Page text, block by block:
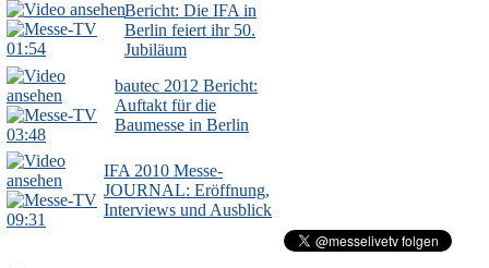
01:54
Bericht: Die IFA in
Berlin feiert ihr 50.
Jubiläum
03:48
bautec 2012 Bericht:
Auftakt für die
Baumesse in Berlin
09:31
IFA 2010 Messe-
JOURNAL: Eröffnung,
Interviews und Ausblick